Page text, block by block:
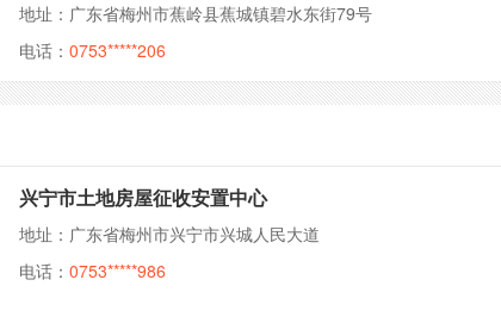
地址：广东省梅州市蕉岭县蕉城镇碧水东街79号
电话： 0753*****206
兴宁市土地房屋征收安置中心
地址：广东省梅州市兴宁市兴城人民大道
电话： 0753*****986